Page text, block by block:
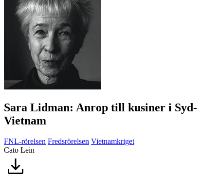
Sara Lidman: Anrop till kusiner i Syd-
Vietnam
FNL-rörelsen Fredsrörelsen Vietnamkriget
Cato Lein